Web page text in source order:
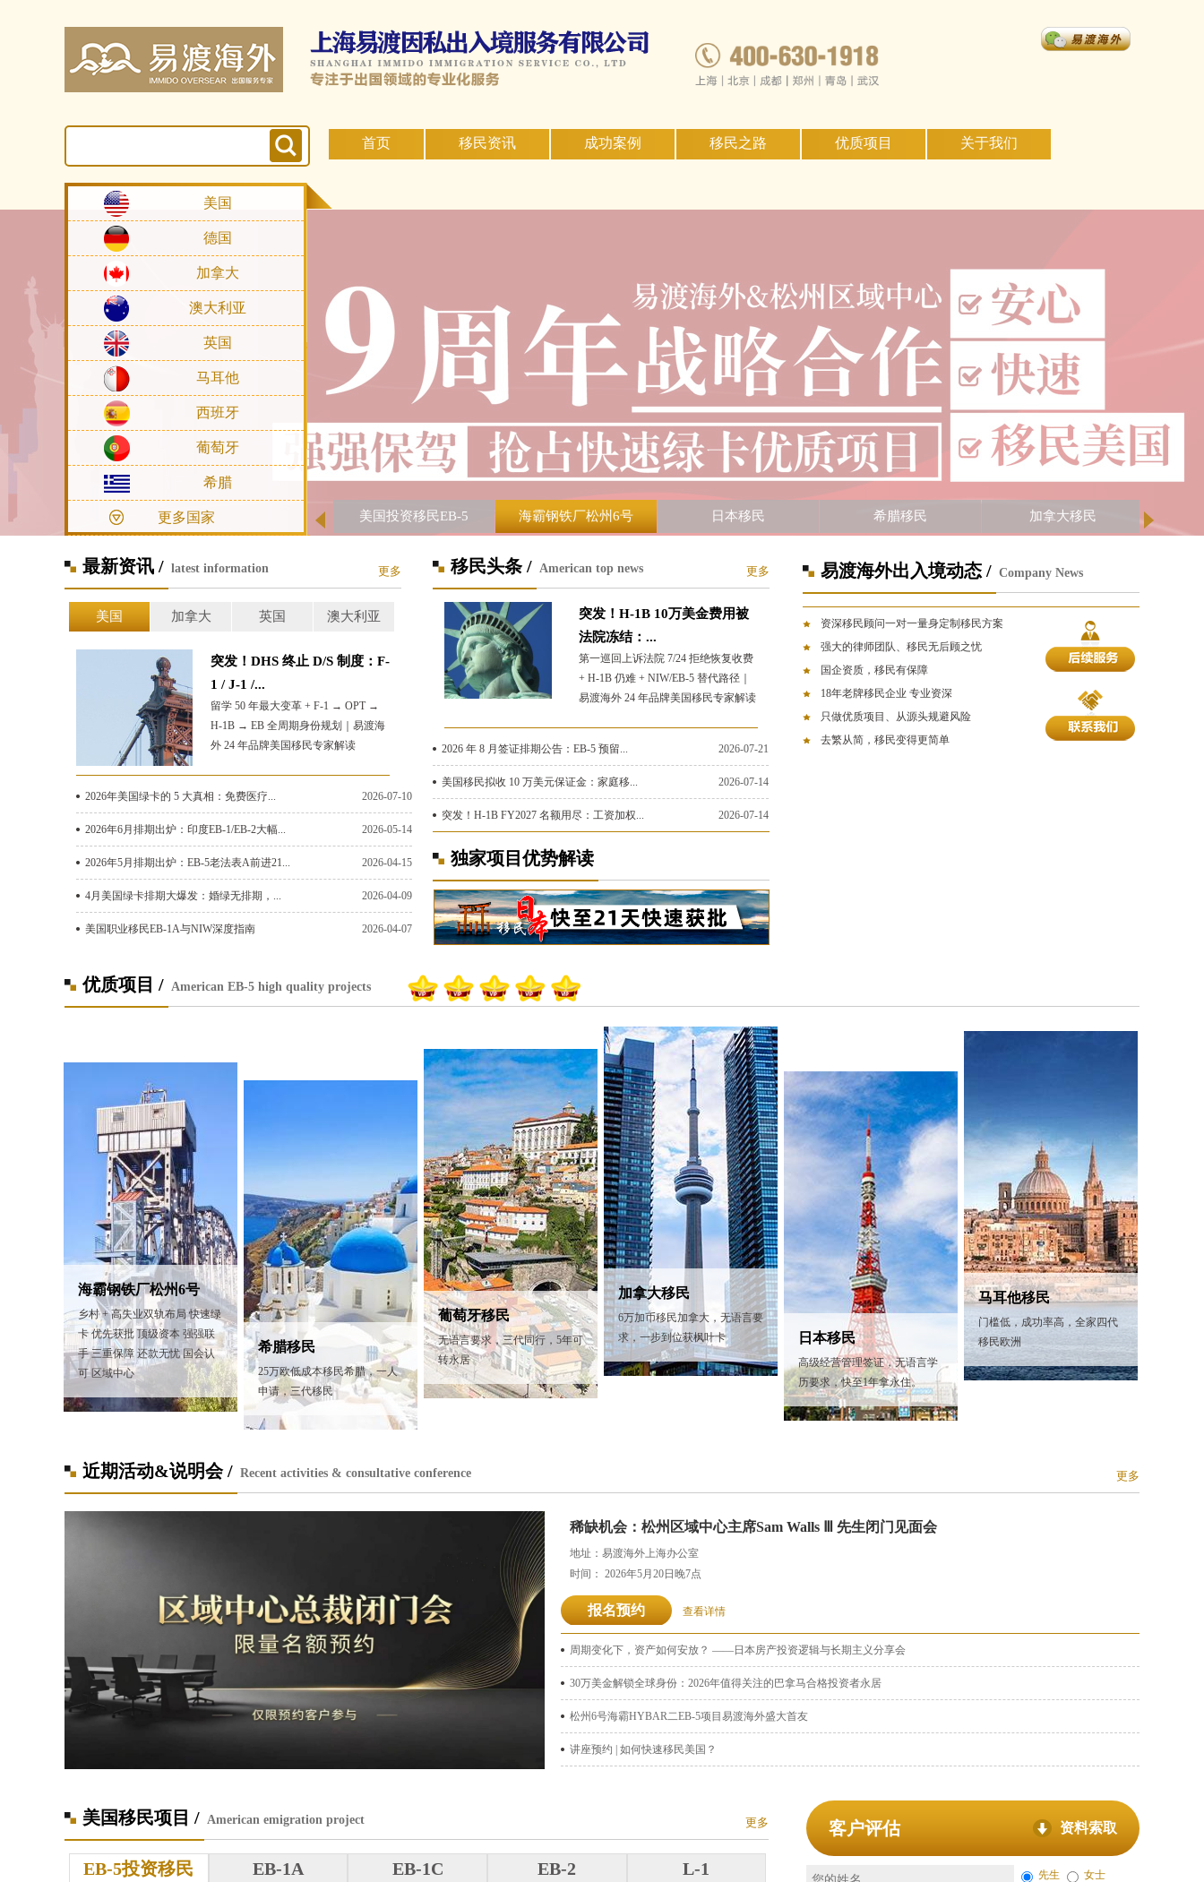
首页 移民资讯 成功案例 移民之路 优质项目 关于我们
美国
德国
加拿大
澳大利亚
英国
马耳他
西班牙
葡萄牙
希腊
更多国家 美国投资移民EB-5 海霸钢铁厂松州6号 日本移民 希腊移民 加拿大移民
更多
最新资讯 / latest information
美国 加拿大 英国 澳大利亚
突发！DHS 终止 D/S 制度：F-
1 / J-1 /...
留学 50 年最大变革 + F-1 → OPT →
H-1B → EB 全周期身份规划｜易渡海
外 24 年品牌美国移民专家解读
2026-07-10
2026年美国绿卡的 5 大真相：免费医疗...
2026-05-14
2026年6月排期出炉：印度EB-1/EB-2大幅...
2026-04-15
2026年5月排期出炉：EB-5老法表A前进21...
2026-04-09
4月美国绿卡排期大爆发：婚绿无排期，...
2026-04-07
美国职业移民EB-1A与NIW深度指南
更多
移民头条 / American top news
突发！H-1B 10万美金费用被
法院冻结：...
第一巡回上诉法院 7/24 拒绝恢复收费
+ H-1B 仍难 + NIW/EB-5 替代路径｜
易渡海外 24 年品牌美国移民专家解读
2026-07-21
2026 年 8 月签证排期公告：EB-5 预留...
2026-07-14
美国移民拟收 10 万美元保证金：家庭移...
2026-07-14
突发！H-1B FY2027 名额用尽：工资加权...
独家项目优势解读
易渡海外出入境动态 / Company News
资深移民顾问一对一量身定制移民方案
强大的律师团队、移民无后顾之忧
国企资质，移民有保障
18年老牌移民企业 专业资深
只做优质项目、从源头规避风险
去繁从简，移民变得更简单
优质项目 / American EB-5 high quality projects
海霸钢铁厂松州6号
乡村 + 高失业双轨布局 快速绿
卡 优先获批 顶级资本 强强联
手 三重保障 还款无忧 国会认
可 区域中心
希腊移民
25万欧低成本移民希腊，一人
申请，三代移民
葡萄牙移民
无语言要求，三代同行，5年可
转永居
加拿大移民
6万加币移民加拿大，无语言要
求，一步到位获枫叶卡
日本移民
高级经营管理签证，无语言学
历要求，快至1年拿永住。
马耳他移民
门槛低，成功率高，全家四代
移民欧洲
更多
近期活动&说明会 / Recent activities & consultative conference
稀缺机会：松州区域中心主席Sam Walls Ⅲ 先生闭门见面会
地址：易渡海外上海办公室
时间： 2026年5月20日晚7点
报名预约 查看详情
周期变化下，资产如何安放？ ——日本房产投资逻辑与长期主义分享会
30万美金解锁全球身份：2026年值得关注的巴拿马合格投资者永居
松州6号海霸HYBAR二EB-5项目易渡海外盛大首友
讲座预约 | 如何快速移民美国？
更多
美国移民项目 / American emigration project
EB-5投资移民 EB-1A EB-1C EB-2 L-1
客户评估 资料索取
先生 女士